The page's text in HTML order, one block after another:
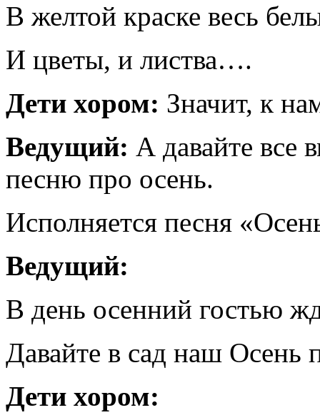
В желтой краске весь
И цветы, и листва….
Дети хором: Значит, к
Ведущий: А давайте все
песню про осень.
Исполняется песня
Ведущий:
В день осенний гостью
Давайте в сад наш Осень
Дети хором: